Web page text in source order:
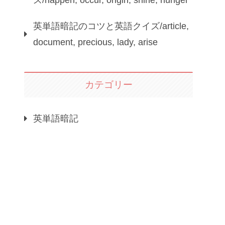
英単語暗記のコツと英語クイズ/article,
document, precious, lady, arise
カテゴリー
英単語暗記